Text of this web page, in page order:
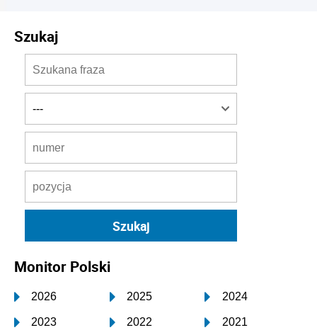
Szukaj
Monitor Polski
2026 2025 2024
2023 2022 2021